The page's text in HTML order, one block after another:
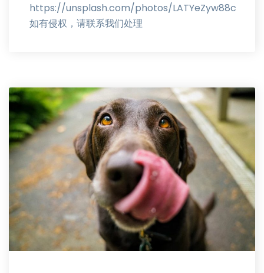
https://unsplash.com/photos/LATYeZyw88c
如有侵权，请联系我们处理